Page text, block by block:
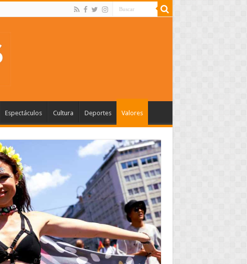
Espectáculos Cultura Deportes Valores